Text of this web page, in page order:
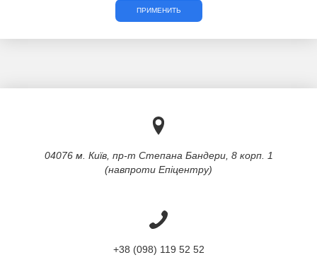
ПРИМЕНИТЬ
04076 м. Київ, пр-т Степана Бандери, 8 корп. 1
(навпроти Епіцентру)
+38 (098) 119 52 52